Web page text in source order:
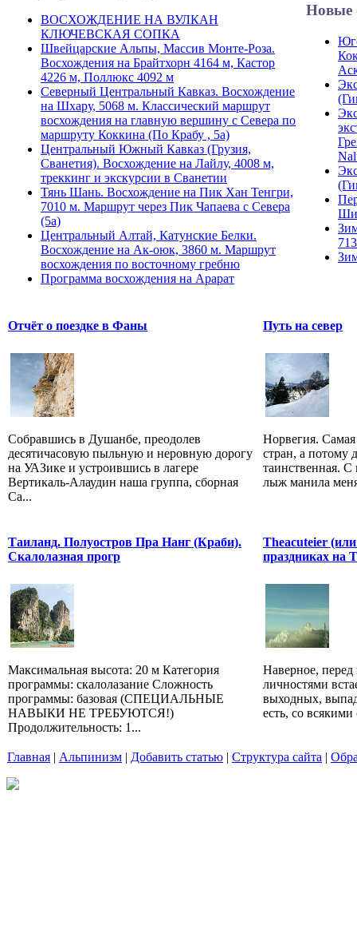
ВОСХОЖДЕНИЕ НА ВУЛКАН
КЛЮЧЕВСКАЯ СОПКА
Швейцарские Альпы, Массив Монте-Роза.
Восхождения на Брайтхорн 4164 м, Кастор
4226 м, Поллюкс 4092 м
Северный Центральный Кавказ. Восхождение
на Шхару, 5068 м. Классический маршрут
восхождения на главную вершину с Севера по
маршруту Коккина (По Крабу , 5а)
Центральный Южный Кавказ (Грузия,
Сванетия). Восхождение на Лайлу, 4008 м,
треккинг и экскурсии в Сванетии
Тянь Шань. Восхождение на Пик Хан Тенгри,
7010 м. Маршрут через Пик Чапаева с Севера
(5а)
Центральный Алтай, Катунские Белки.
Восхождение на Ак-оюк, 3860 м. Маршрут
восхождения по восточному гребню
Программа восхождения на Арарат
Новые
Отчёт о поездке в Фаны
Собравшись в Душанбе, преодолев
десятичасовую пыльную и неровную дорогу
на УАЗике и устроившись в лагере
Вертикаль-Алаудин наша группа, сборная
Са...
Путь на север
Норвегия.
стран, а потому
таинственная. С
лыж манила
Таиланд. Полуостров Пра Нанг (Краби).
Скалолазная прогр
Максимальная высота: 20 м Категория
программы: скалолазание Сложность
программы: базовая (СПЕЦИАЛЬНЫЕ
НАВЫКИ НЕ ТРЕБУЮТСЯ!)
Продолжительность: 1...
Theacuteier
праздниках на
Наверное,
личностями
выходных,
есть, со всякими
Главная | Альпинизм | Добавить статью | Структура сайта |